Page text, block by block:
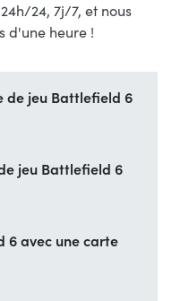
24, 7j/7, et nous
d'une heure !
de jeu Battlefield 6
jeu Battlefield 6
6 avec une carte